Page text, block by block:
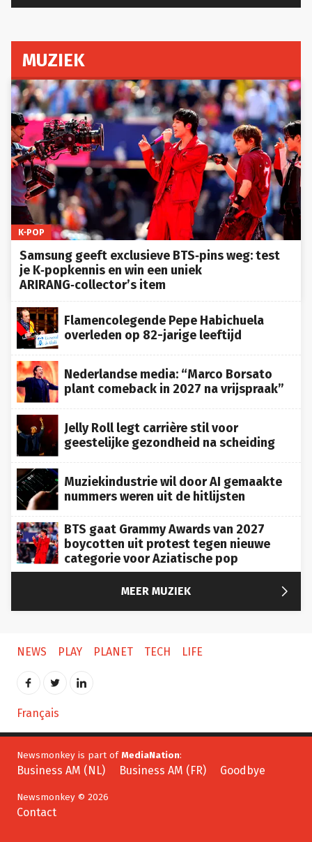
MUZIEK
K-POP
Samsung geeft exclusieve BTS‑pins weg: test
je K‑popkennis en win een uniek
ARIRANG‑collector’s item
Flamencolegende Pepe Habichuela
overleden op 82-jarige leeftijd
Nederlandse media: “Marco Borsato
plant comeback in 2027 na vrijspraak”
Jelly Roll legt carrière stil voor
geestelijke gezondheid na scheiding
Muziekindustrie wil door AI gemaakte
nummers weren uit de hitlijsten
BTS gaat Grammy Awards van 2027
boycotten uit protest tegen nieuwe
categorie voor Aziatische pop
MEER MUZIEK 
NEWS PLAY PLANET TECH LIFE
Français
Newsmonkey is part of MediaNation
Business AM (NL) Business AM (FR) Goodbye
Newsmonkey © 2026
Contact